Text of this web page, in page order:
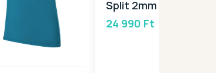
Split 2mm 2026
24 990 Ft